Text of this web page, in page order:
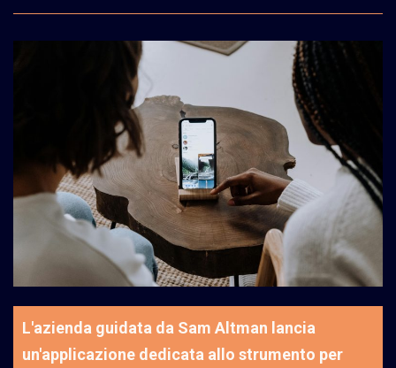
L'azienda guidata da Sam Altman lancia
un'applicazione dedicata allo strumento per